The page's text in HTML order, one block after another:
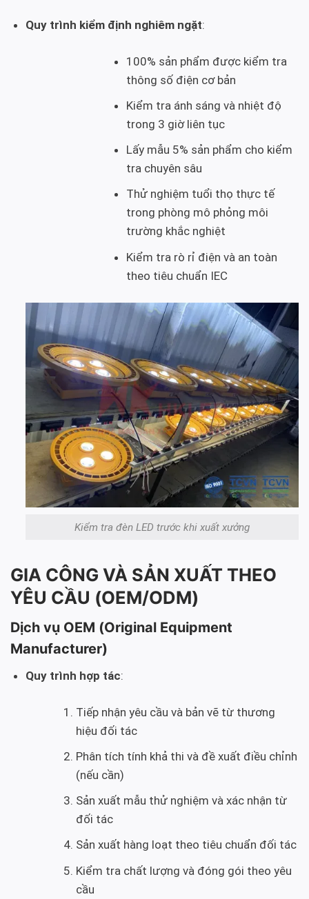
Quy trình kiểm định nghiêm ngặt:
100% sản phẩm được kiểm tra
thông số điện cơ bản
Kiểm tra ánh sáng và nhiệt độ
trong 3 giờ liên tục
Lấy mẫu 5% sản phẩm cho kiểm
tra chuyên sâu
Thử nghiệm tuổi thọ thực tế
trong phòng mô phỏng môi
trường khắc nghiệt
Kiểm tra rò rỉ điện và an toàn
theo tiêu chuẩn IEC
Kiểm tra đèn LED trước khi xuất xưởng
GIA CÔNG VÀ SẢN XUẤT THEO
YÊU CẦU (OEM/ODM)
Dịch vụ OEM (Original Equipment
Manufacturer)
Quy trình hợp tác:
Tiếp nhận yêu cầu và bản vẽ từ thương
hiệu đối tác
Phân tích tính khả thi và đề xuất điều chỉnh
(nếu cần)
Sản xuất mẫu thử nghiệm và xác nhận từ
đối tác
Sản xuất hàng loạt theo tiêu chuẩn đối tác
Kiểm tra chất lượng và đóng gói theo yêu
cầu